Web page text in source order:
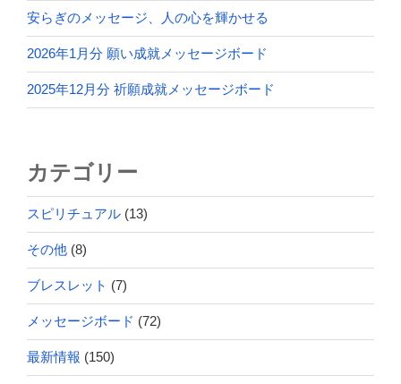
安らぎのメッセージ、人の心を輝かせる
2026年1月分 願い成就メッセージボード
2025年12月分 祈願成就メッセージボード
カテゴリー
スピリチュアル (13)
その他 (8)
ブレスレット (7)
メッセージボード (72)
最新情報 (150)